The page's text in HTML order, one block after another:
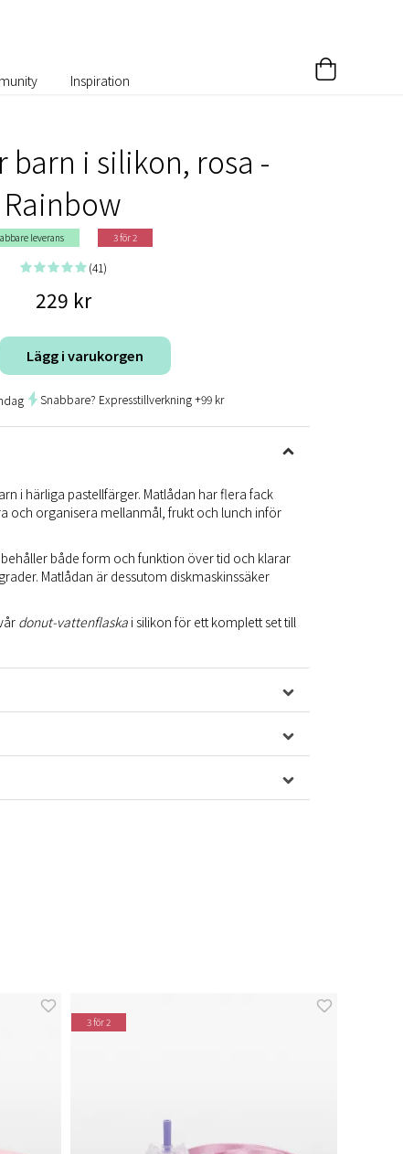
Inspiration
barn i silikon, rosa -
Rainbow
leverans 3 för 2
(41)
229 kr
Lägg i varukorgen
Snabbare? Expresstillverkning +99 kr
i härliga pastellfärger. Matlådan har flera fack
och organisera mellanmål, frukt och lunch inför
både form och funktion över tid och klarar
Matlådan är dessutom diskmaskinssäker
donut-vattenflaska i silikon för ett komplett set till
3 för 2